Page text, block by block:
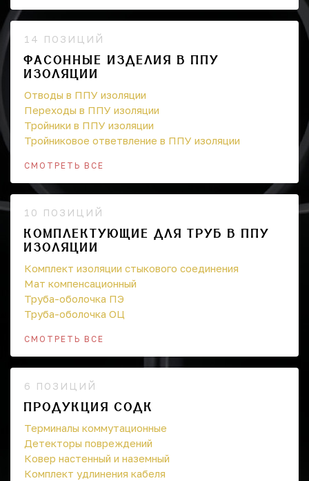
14 ПОЗИЦИЙ
ФАСОННЫЕ ИЗДЕЛИЯ В ППУ
ИЗОЛЯЦИИ
Отводы в ППУ изоляции
Переходы в ППУ изоляции
Тройники в ППУ изоляции
Тройниковое ответвление в ППУ изоляции
СМОТРЕТЬ ВСЕ
10 ПОЗИЦИЙ
КОМПЛЕКТУЮЩИЕ ДЛЯ ТРУБ В ППУ
ИЗОЛЯЦИИ
Комплект изоляции стыкового соединения
Мат компенсационный
Труба-оболочка ПЭ
Труба-оболочка ОЦ
СМОТРЕТЬ ВСЕ
6 ПОЗИЦИЙ
ПРОДУКЦИЯ СОДК
Терминалы коммутационные
Детекторы повреждений
Ковер настенный и наземный
Комплект удлинения кабеля